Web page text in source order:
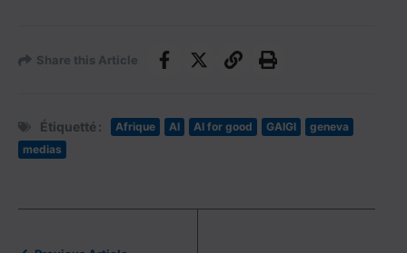
Share this Article
Étiquetté : Afrique AI AI for good GAIGI
geneva
medias